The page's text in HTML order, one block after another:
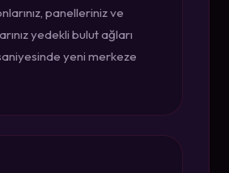
panelleriniz ve
yedekli bulut ağları
yeni merkeze